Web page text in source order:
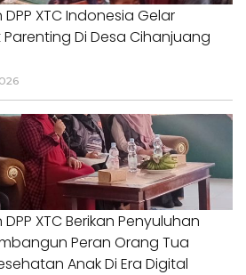
XTC Indonesia Gelar
Di Desa Cihanjuang
XTC Berikan Penyuluhan
Peran Orang Tua
Anak Di Era Digital